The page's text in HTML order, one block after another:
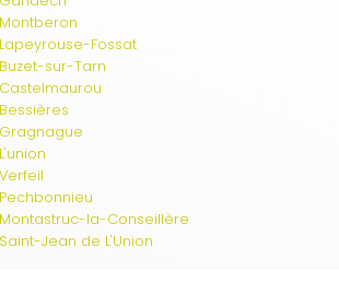
Montberon
Lapeyrouse-Fossat
Buzet-sur-Tarn
Castelmaurou
Bessières
Gragnague
L'union
Verfeil
Pechbonnieu
Montastruc-la-Conseillère
Saint-Jean de L'Union